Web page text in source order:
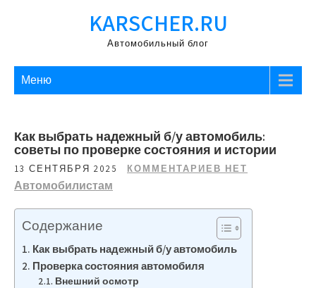
KARSCHER.RU
Автомобильный блог
Меню
Как выбрать надежный б/у автомобиль:
советы по проверке состояния и истории
13 СЕНТЯБРЯ 2025 КОММЕНТАРИЕВ НЕТ
Автомобилистам
Содержание
Как выбрать надежный б/у автомобиль
Проверка состояния автомобиля
Внешний осмотр